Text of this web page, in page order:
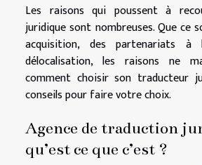
Les raisons qui poussent à
juridique sont nombreuses. Que ce
acquisition, des partenariats à
délocalisation, les raisons ne
comment choisir son traducteur
conseils pour faire votre choix.
Agence de traduction
qu’est ce que c’est ?